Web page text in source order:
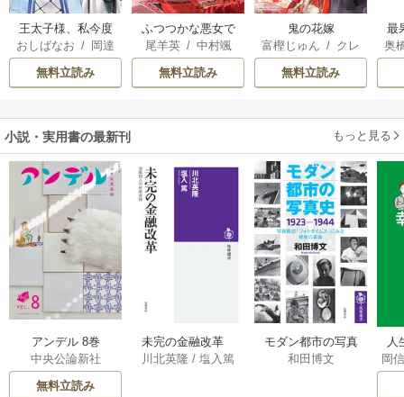
王太子様、私今度
こそあなたに殺さ
れたくないんで
す！ ～聖女に嵌め
二度目は串刺し回
避します！～
おしばなお / 岡達
英茉
/ 先崎真琴
無料立読み
ふつつかな悪女で
はございますが ～
雛宮蝶鼠とりかえ
伝～
尾羊英/ 中村颯
希
/ ゆき哉
無料立読み
鬼の花嫁
富樫じゅん / クレ
ハ
無料立読み
最
奥
小説・実用書の最新刊 もっと見る
アンデル 8巻
中央公論新社
無料立読み
未完の金融改革
――池尾和人の政
川北英隆 /塩入篤
モダン都市の写真
史 1923－1944
和田博文
人
教
岡